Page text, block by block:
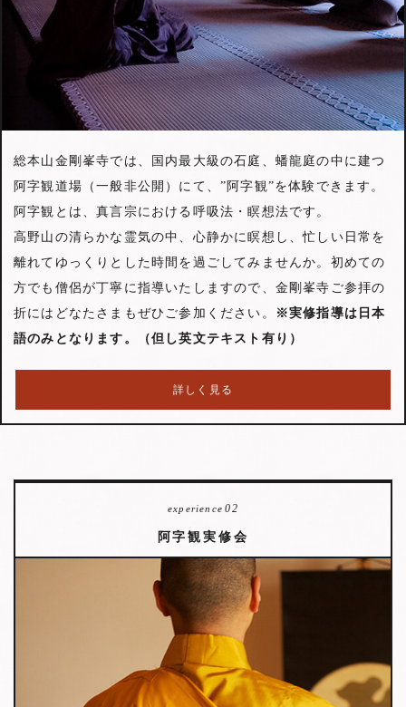
総本山金剛峯寺では、国内最大級の石庭、蟠龍庭の中に建つ
阿字観道場（一般非公開）にて、”阿字観”を体験できます。
阿字観とは、真言宗における呼吸法・瞑想法です。
高野山の清らかな霊気の中、心静かに瞑想し、忙しい日常を
離れてゆっくりとした時間を過ごしてみませんか。初めての
方でも僧侶が丁寧に指導いたしますので、金剛峯寺ご参拝の
折にはどなたさまもぜひご参加ください。
※実修指導は日本
語のみとなります。（但し英文テキスト有り）
詳しく見る
experience 02
阿字観実修会